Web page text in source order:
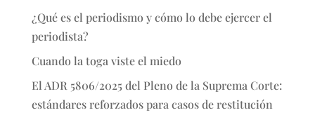
¿Qué es el periodismo y cómo lo debe ejercer el
periodista?
Cuando la toga viste el miedo
El ADR 5806/2025 del Pleno de la Suprema Corte:
estándares reforzados para casos de restitución